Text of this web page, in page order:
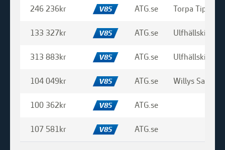
246 236kr V85 ATG.se Torpa Tips &
133 327kr V85 ATG.se
313 883kr V85 ATG.se
104 049kr V85 ATG.se Willys Sala
100 362kr V85 ATG.se
107 581kr V85 ATG.se